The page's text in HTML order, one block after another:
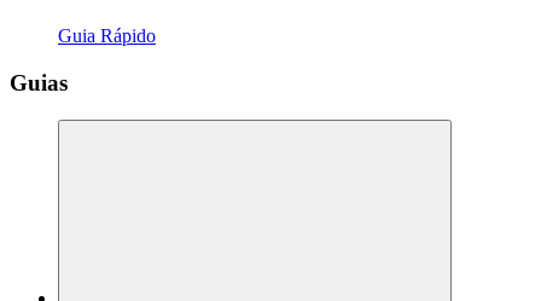
Guia Rápido
Guias